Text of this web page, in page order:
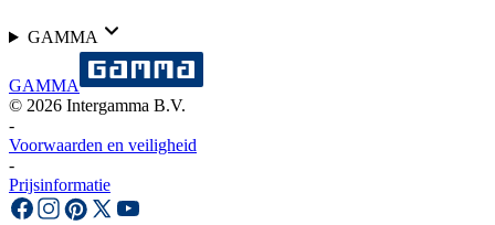
GAMMA
GAMMA
© 2026 Intergamma B.V.
-
Voorwaarden en veiligheid
-
Prijsinformatie